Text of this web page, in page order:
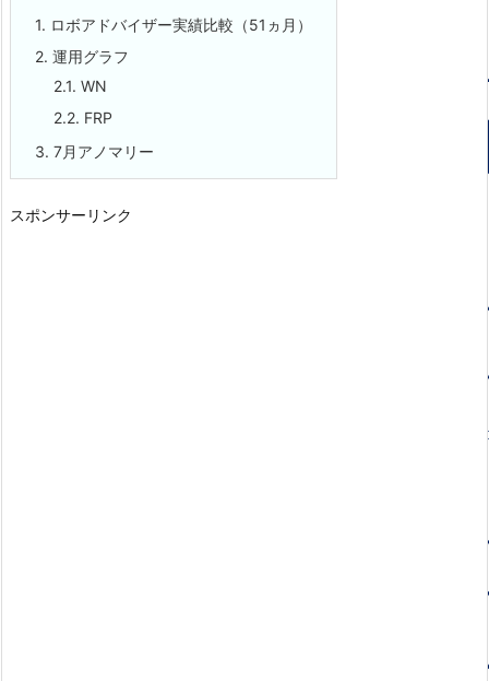
1. ロボアドバイザー実績比較（51ヵ月）
2. 運用グラフ
2.1. WN
2.2. FRP
3. 7月アノマリー
スポンサーリンク